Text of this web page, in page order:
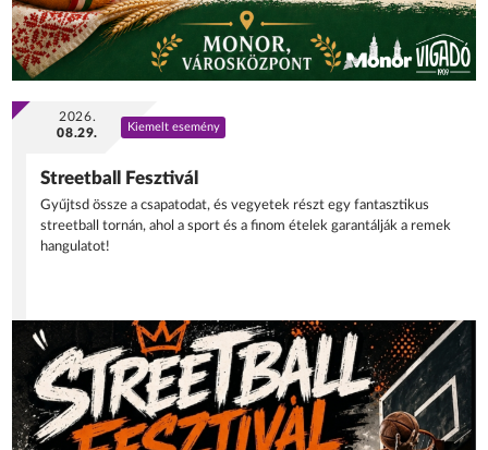
2026.
08.29.
Kiemelt esemény
Streetball Fesztivál
Gyűjtsd össze a csapatodat, és vegyetek részt egy fantasztikus
streetball tornán, ahol a sport és a finom ételek garantálják a remek
hangulatot!